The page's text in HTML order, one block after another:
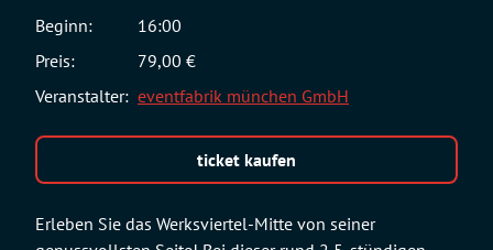
Erleben Sie das Werksviertel-Mitte von seiner
Beginn:
16:00
Preis:
79,00 €
Veranstalter: eventfabrik münchen GmbH
ticket kaufen